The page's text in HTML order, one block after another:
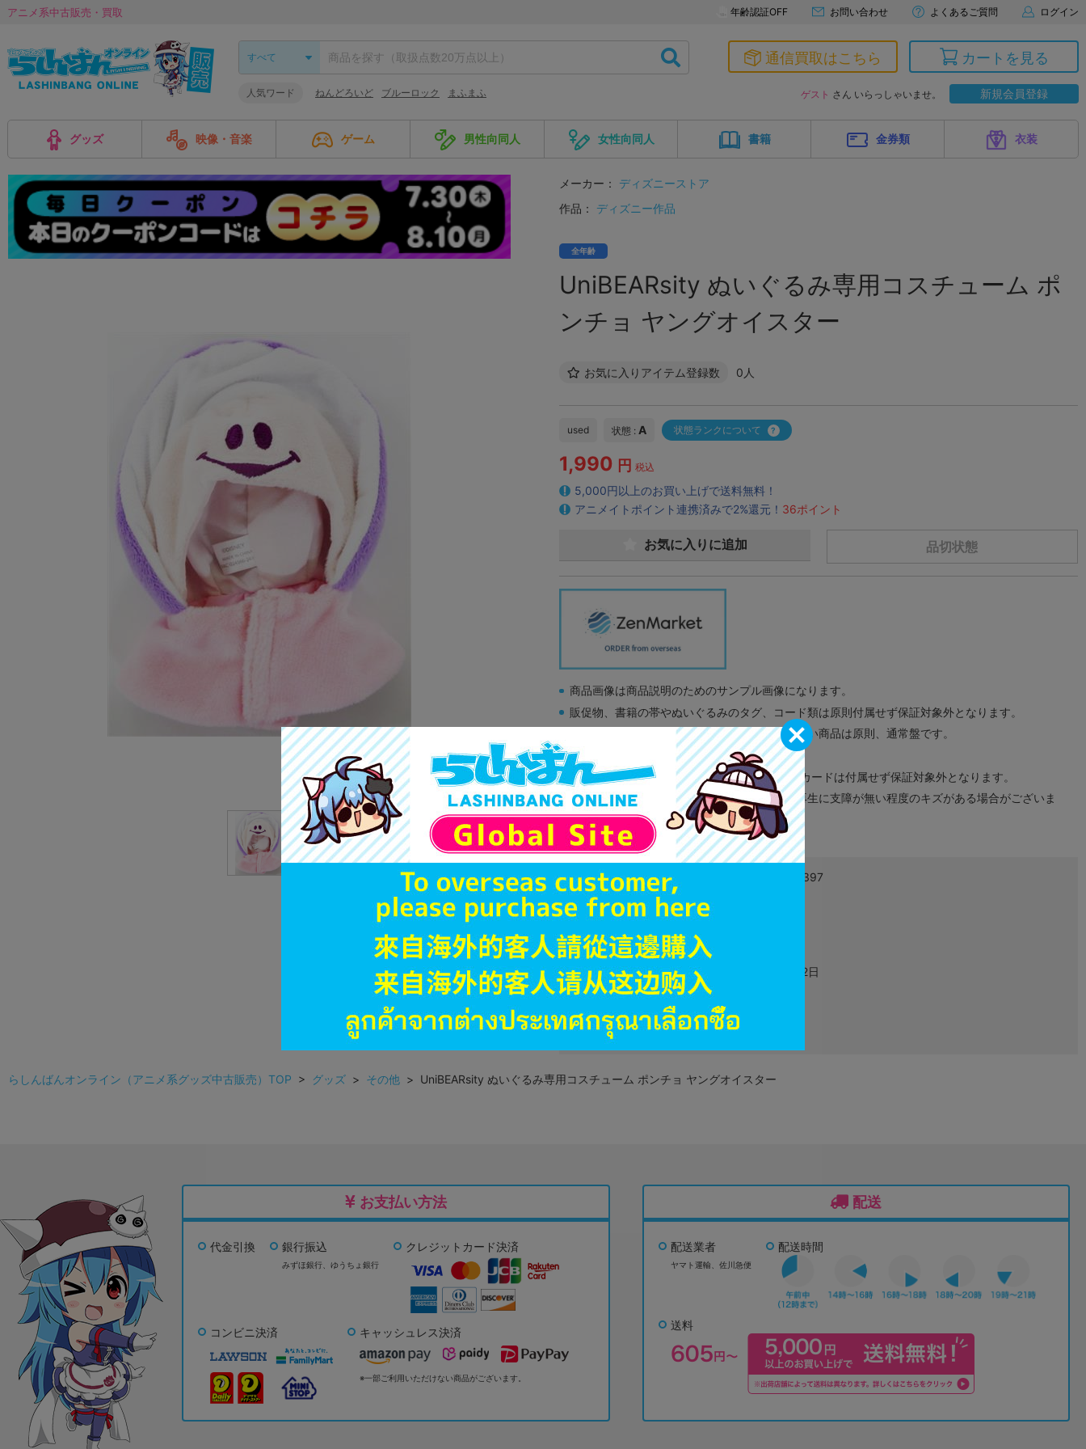
アニメ系中古販売・買取 年齢認証OFF お問い合わせ よくあるご質問 ログイン
人気ワード ねんどろいど ブルーロック まふまふ
通信買取はこちら カートを見る
ゲスト さん いらっしゃいませ。 新規会員登録
グッズ 映像・音楽 ゲーム 男性向同人 女性向同人 書籍 金券類 衣装
メーカー：
ディズニーストア
作品：
ディズニー作品
全年齢
UniBEARsity ぬいぐるみ専用コスチューム ポ
ンチョ ヤングオイスター
お気に入りアイテム登録数 0人
used 状態 : A 状態ランクについて
1,990 円 税込
5,000円以上のお買い上げで送料無料！
アニメイトポイント連携済みで2%還元！ 36ポイント
品切状態
お気に入りに追加
商品画像は商品説明のためのサンプル画像になります。
販促物、書籍の帯やぬいぐるみのタグ、コード類は原則付属せず保証対象外となります。
商品名や備考欄に特別な記載が無い限り取り扱い商品は原則、通常盤です。
「電池」は原則として保証対象外となります。
ゲーム機本体には、SDカードなどのメモリーカードは付属せず保証対象外となります。
ディスク類の読み取り面のキズに関しまして再生に支障が無い程度のキズがある場合がございま
す。
※詳細につきましてはコチラ
JANコード 4550586842397
商品番号
商品カテゴリ
発売日 2024年07月02日
種別
発売イベント
らしんばんオンライン（アニメ系グッズ中古販売）TOP > グッズ > その他 > UniBEARsity ぬいぐるみ専用コスチューム ポンチョ ヤングオイスター
お支払い方法
代金引換 銀行振込
みずほ銀行、 ゆうちょ銀行
クレジットカード決済
コンビニ決済 キャッシュレス決済
※一部ご利用いただけない商品がございます。
配送
配送業者
ヤマト運輸、佐川急便
配送時間
送料